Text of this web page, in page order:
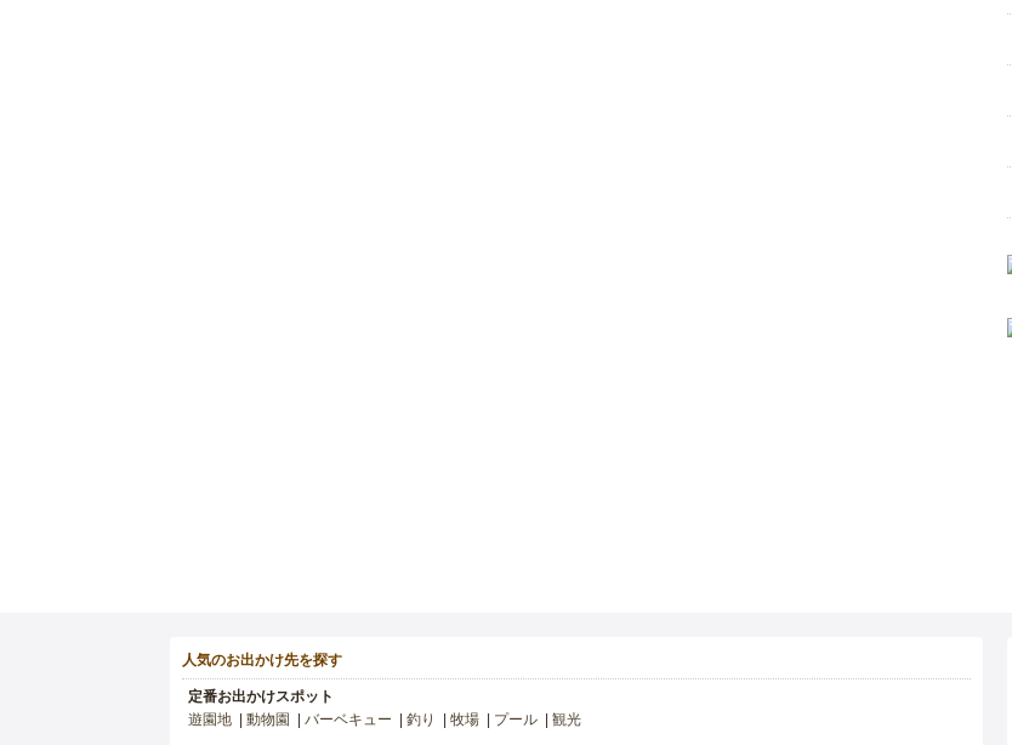
人気のお出かけ先を探す
定番お出かけスポット
遊園地
動物園 バーベキュー 釣り 牧場 プール 観光